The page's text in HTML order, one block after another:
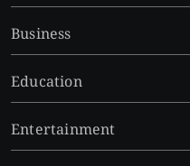
Business
Education
Entertainment